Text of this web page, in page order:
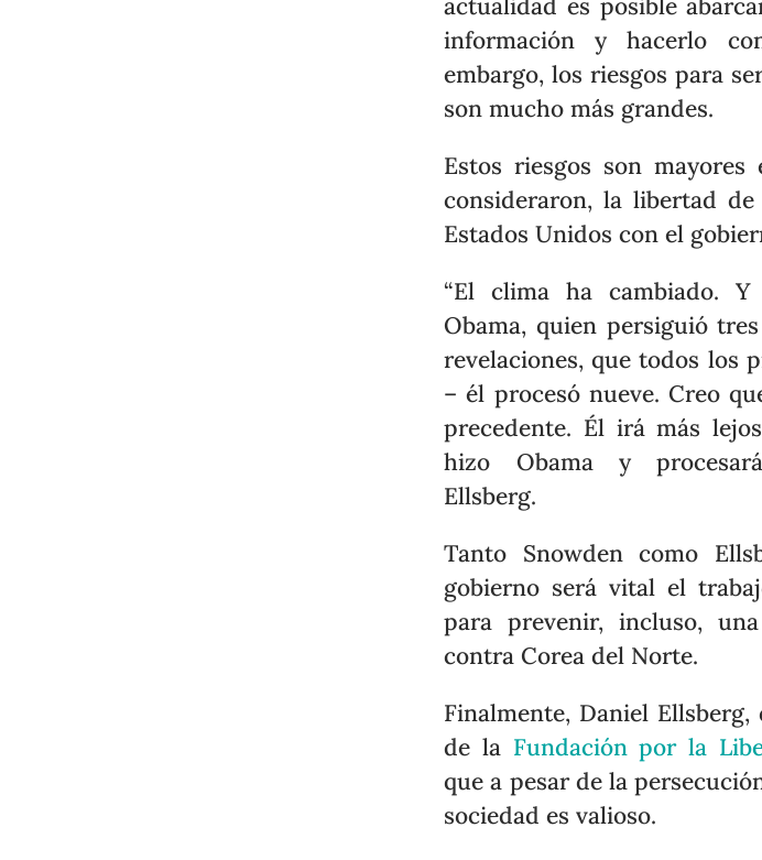
información y hacerlo
embargo, los riesgos para
son mucho más grandes.
Estos riesgos son
consideraron, la libertad
Estados Unidos con el
“El clima ha cambiado.
Obama, quien persiguió
revelaciones, que todos los
– él procesó nueve. Creo
precedente. Él irá más
hizo Obama y
Ellsberg.
Tanto Snowden como
gobierno será vital el
para prevenir, incluso,
contra Corea del Norte.
Finalmente, Daniel
de la Fundación por la
que a pesar de la
sociedad es valioso.